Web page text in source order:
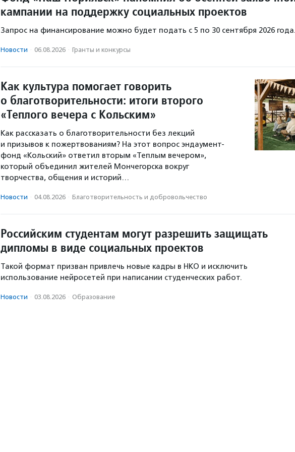
кампании на поддержку социальных проектов
Запрос на финансирование можно будет подать с 5 по 30 сентября 2026
Новости · 06.08.2026 · Гранты и конкурсы
Как культура помогает говорить
о благотворительности: итоги второго
«Теплого вечера с Кольским»
Как рассказать о благотворительности без лекций
и призывов к пожертвованиям? На этот вопрос эндаумент-
фонд «Кольский» ответил вторым «Теплым вечером»,
который объединил жителей Мончегорска вокруг
творчества, общения и историй…
Новости · 04.08.2026 · Благотвори­тель­ность и доброволь­чест­во
Российским студентам могут разрешить защищать
дипломы в виде социальных проектов
Такой формат призван привлечь новые кадры в НКО и исключить
использование нейросетей при написании студенческих работ.
Новости · 03.08.2026 · Образование